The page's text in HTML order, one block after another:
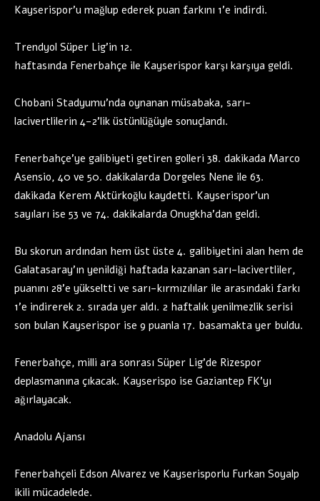
Kayserispor’u mağlup ederek puan farkını 1’e indirdi.
Trendyol Süper Lig’in 12.
haftasında Fenerbahçe ile Kayserispor karşı karşıya geldi.
Chobani Stadyumu’nda oynanan müsabaka, sarı-
lacivertlilerin 4-2’lik üstünlüğüyle sonuçlandı.
Fenerbahçe’ye galibiyeti getiren golleri 38. dakikada Marco
Asensio, 40 ve 50. dakikalarda Dorgeles Nene ile 63.
dakikada Kerem Aktürkoğlu kaydetti. Kayserispor’un
sayıları ise 53 ve 74. dakikalarda Onugkha’dan geldi.
Bu skorun ardından hem üst üste 4. galibiyetini alan hem de
Galatasaray’ın yenildiği haftada kazanan sarı-lacivertliler,
puanını 28’e yükseltti ve sarı-kırmızılılar ile arasındaki farkı
1’e indirerek 2. sırada yer aldı. 2 haftalık yenilmezlik serisi
son bulan Kayserispor ise 9 puanla 17. basamakta yer buldu.
Fenerbahçe, milli ara sonrası Süper Lig’de Rizespor
deplasmanına çıkacak. Kayserispo ise Gaziantep FK’yı
ağırlayacak.
Anadolu Ajansı
Fenerbahçeli Edson Alvarez ve Kayserisporlu Furkan Soyalp
ikili mücadelede.